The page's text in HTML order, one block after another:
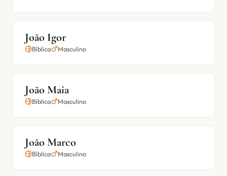
João Igor
Bíblica Masculino
João Maia
Bíblica Masculino
João Marco
Bíblica Masculino